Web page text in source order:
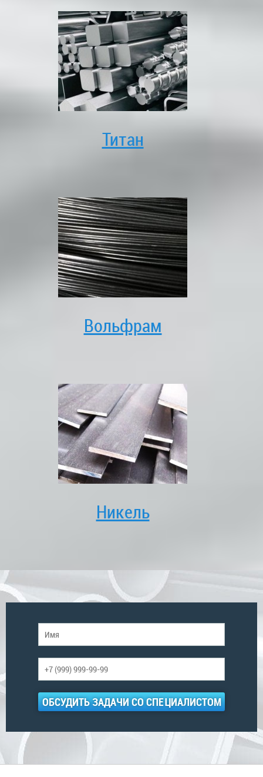
Титан
Вольфрам
Никель
ОБСУДИТЬ ЗАДАЧИ СО СПЕЦИАЛИСТОМ